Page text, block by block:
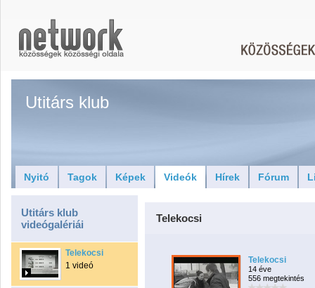
Utitárs klub
Nyitó Tagok Képek Videók Hírek Fórum
Utitárs klub
videógalériái
Telekocsi
1 videó
Telekocsi
Telekocsi
14 éve
556 megtekintés